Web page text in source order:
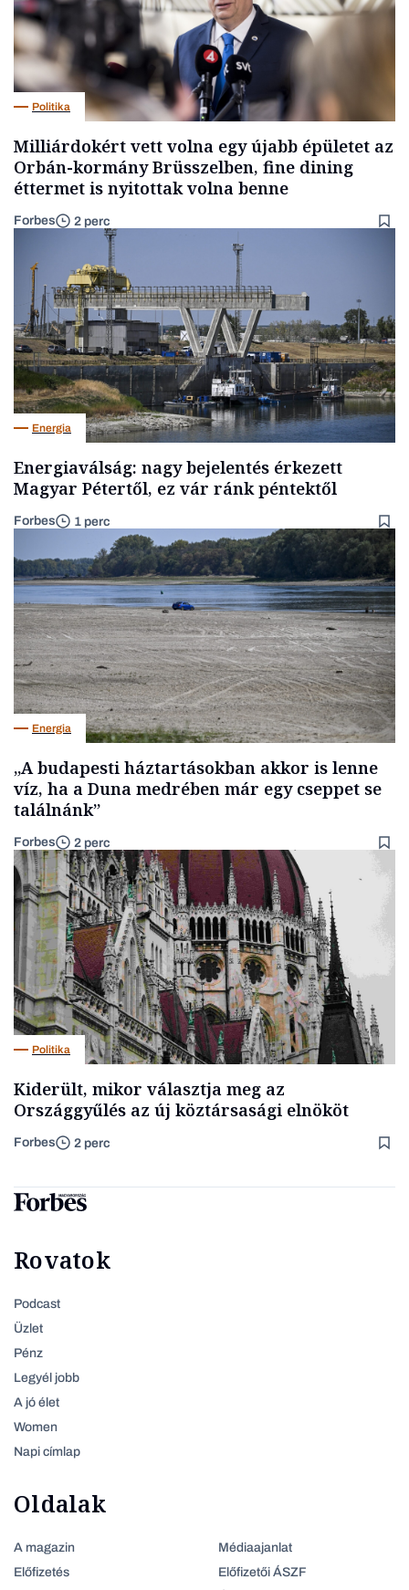
Politika
Milliárdokért vett volna egy újabb épületet az
Orbán-kormány Brüsszelben, fine dining
éttermet is nyitottak volna benne
Forbes 2 perc
Energia
Energiaválság: nagy bejelentés érkezett
Magyar Pétertől, ez vár ránk péntektől
Forbes 1 perc
Energia
„A budapesti háztartásokban akkor is lenne
víz, ha a Duna medrében már egy cseppet se
találnánk”
Forbes 2 perc
Politika
Kiderült, mikor választja meg az
Országgyűlés az új köztársasági elnököt
Forbes 2 perc
Rovatok
Podcast
Üzlet
Pénz
Legyél jobb
A jó élet
Women
Napi címlap
Oldalak
A magazin
Előfizetés
Médiaajanlat
Előfizetői ÁSZF